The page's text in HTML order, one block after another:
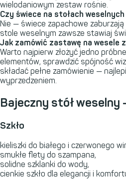
wielodaniowym zestaw rośnie.
Czy świece na stołach
Nie — świece zapachowe
stole weselnym zawsze stawiaj
Jak zamówić zastawę na wesele
Warto najpierw złożyć jedno
elementów, sprawdzić spójność
składać pełne zamówienie —
wyprzedzeniem.
Bajeczny stół weselny
Szkło
kieliszki do białego i czerwonego
smukłe flety do szampana,
solidne szklanki do wody,
cienkie szkło dla elegancji i